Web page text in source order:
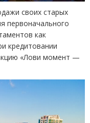
своих старых
первоначального
как
кредитовании
«Лови момент —